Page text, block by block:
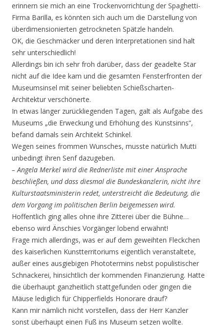
erinnern sie mich an eine Trockenvorrichtung der Spaghetti-
Firma Barilla, es könnten sich auch um die Darstellung von
überdimensionierten getrockneten Spätzle handeln.
OK, die Geschmäcker und deren Interpretationen sind halt
sehr unterschiedlich!
Allerdings bin ich sehr froh darüber, dass der geadelte Star
nicht auf die Idee kam und die gesamten Fensterfronten der
Museumsinsel mit seiner beliebten Schießscharten-
Architektur verschönerte.
In etwas länger zurückliegenden Tagen, galt als Aufgabe des
Museums „die Erweckung und Erhöhung des Kunstsinns“,
befand damals sein Architekt Schinkel.
Wegen seines frommen Wunsches, musste natürlich Mutti
unbedingt ihren Senf dazugeben.
– Angela Merkel wird die Rednerliste mit einer Ansprache
beschließen, und dass diesmal die Bundeskanzlerin, nicht ihre
Kulturstaatsministerin redet, unterstreicht die Bedeutung, die
dem Vorgang im politischen Berlin beigemessen wird.
Hoffentlich ging alles ohne ihre Zitterei über die Bühne…
ebenso wird Änschies Vorgänger lobend erwähnt!
Frage mich allerdings, was er auf dem geweihten Fleckchen
des kaiserlichen Kunstterritoriums eigentlich veranstaltete,
außer eines ausgiebigen Phototermins nebst populistischer
Schnackerei, hinsichtlich der kommenden Finanzierung. Hatte
die überhaupt ganzheitlich stattgefunden oder gingen die
Mäuse lediglich für Chipperfields Honorare drauf?
Kann mir nämlich nicht vorstellen, dass der Herr Kanzler
sonst überhaupt einen Fuß ins Museum setzen wollte.